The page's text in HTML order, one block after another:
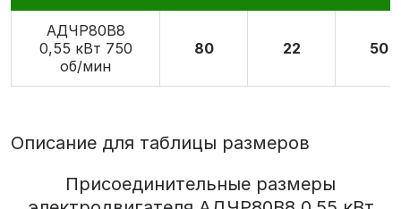
АДЧР80В8
0,55 кВт 750
об/мин
80 22 50
Описание для таблицы размеров
Присоединительные размеры